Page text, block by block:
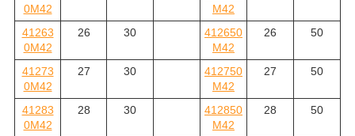
0M42
M42
41263
0M42
26 30
412650
M42
26 50
41273
0M42
27 30
412750
M42
27 50
41283
0M42
28 30
412850
M42
28 50